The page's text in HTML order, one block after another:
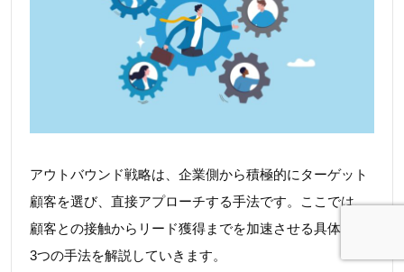
アウトバウンド戦略は、企業側から積極的にターゲット
顧客を選び、直接アプローチする手法です。ここでは、
顧客との接触からリード獲得までを加速させる具体的な
3つの手法を解説していきます。